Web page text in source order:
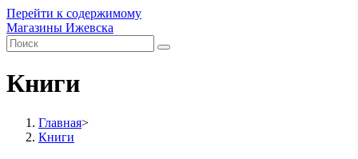
Перейти к содержимому
Магазины Ижевска
Книги
Главная>
Книги